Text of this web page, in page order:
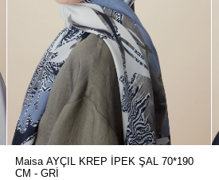
Maisa AYÇIL KREP İPEK ŞAL 70*190
CM - GRİ